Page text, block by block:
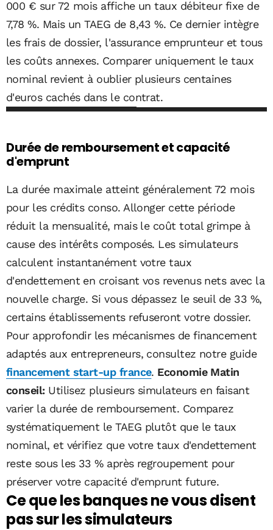
000 € sur 72 mois affiche un taux débiteur fixe de
7,78 %. Mais un TAEG de 8,43 %. Ce dernier intègre
les frais de dossier, l'assurance emprunteur et tous
les coûts annexes. Comparer uniquement le taux
nominal revient à oublier plusieurs centaines
d'euros cachés dans le contrat.
Durée de remboursement et capacité
d'emprunt
La durée maximale atteint généralement 72 mois
pour les crédits conso. Allonger cette période
réduit la mensualité, mais le coût total grimpe à
cause des intérêts composés. Les simulateurs
calculent instantanément votre taux
d'endettement en croisant vos revenus nets avec la
nouvelle charge. Si vous dépassez le seuil de 33 %,
certains établissements refuseront votre dossier.
Pour approfondir les mécanismes de financement
adaptés aux entrepreneurs, consultez notre guide
financement start-up france. Economie Matin
conseil:Utilisez plusieurs simulateurs en faisant
varier la durée de remboursement. Comparez
systématiquement le TAEG plutôt que le taux
nominal, et vérifiez que votre taux d'endettement
reste sous les 33 % après regroupement pour
préserver votre capacité d'emprunt future.
Ce que les banques ne vous disent
pas sur les simulateurs